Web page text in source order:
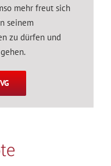
mehr freut sich
seinem
zu dürfen und